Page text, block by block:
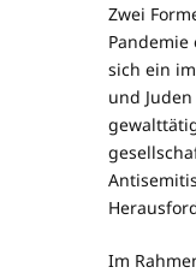
Zwei
sich ein
und
Im